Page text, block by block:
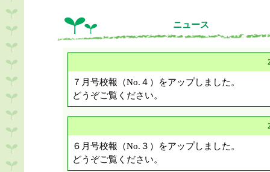
【保護者のページ/２年生の部屋 】
【保護者のページ/下校時刻予定表 】
【保護者のページ/３年生の部屋 】
R８_７月号校報（№４） [ pdf 1 MB ]
ニュース
７月号校報（No.４）をアップしました。
どうぞご覧ください。
６月号校報（No.３）をアップしました。
どうぞご覧ください。